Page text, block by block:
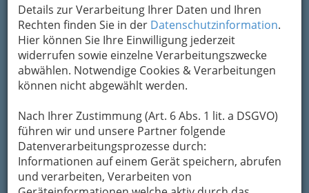
Details zur Verarbeitung Ihrer Daten und Ihren
Rechten finden Sie in der Datenschutzinformation.
Hier können Sie Ihre Einwilligung jederzeit
widerrufen sowie einzelne Verarbeitungszwecke
abwählen. Notwendige Cookies & Verarbeitungen
können nicht abgewählt werden.
Nach Ihrer Zustimmung (Art. 6 Abs. 1 lit. a DSGVO)
führen wir und unsere Partner folgende
Datenverarbeitungsprozesse durch:
Informationen auf einem Gerät speichern, abrufen
und verarbeiten, Verarbeiten von
DOUBLE PENETRATION - 4 Year Anniversary - Dom im Berg
Graz - Samstag, 8. November 2014 - 001
Vergrößern
Dom im Berg Graz
Samstag, 8. November 2014
DOUBLE PENETRATION - 4 Year
Anniversary